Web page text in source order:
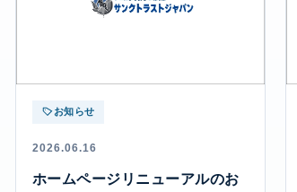
お知らせ
2026.06.16
ホームページリニューアルのお